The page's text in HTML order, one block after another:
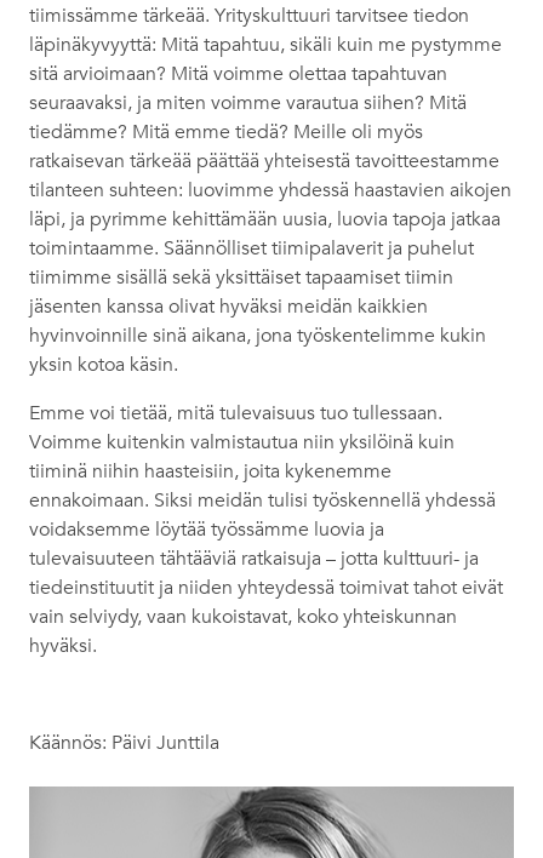
tiimissämme tärkeää. Yrityskulttuuri tarvitsee tiedon
läpinäkyvyyttä: Mitä tapahtuu, sikäli kuin me pystymme
sitä arvioimaan? Mitä voimme olettaa tapahtuvan
seuraavaksi, ja miten voimme varautua siihen? Mitä
tiedämme? Mitä emme tiedä? Meille oli myös
ratkaisevan tärkeää päättää yhteisestä tavoitteestamme
tilanteen suhteen: luovimme yhdessä haastavien aikojen
läpi, ja pyrimme kehittämään uusia, luovia tapoja jatkaa
toimintaamme. Säännölliset tiimipalaverit ja puhelut
tiimimme sisällä sekä yksittäiset tapaamiset tiimin
jäsenten kanssa olivat hyväksi meidän kaikkien
hyvinvoinnille sinä aikana, jona työskentelimme kukin
yksin kotoa käsin.
Emme voi tietää, mitä tulevaisuus tuo tullessaan.
Voimme kuitenkin valmistautua niin yksilöinä kuin
tiiminä niihin haasteisiin, joita kykenemme
ennakoimaan. Siksi meidän tulisi työskennellä yhdessä
voidaksemme löytää työssämme luovia ja
tulevaisuuteen tähtääviä ratkaisuja – jotta kulttuuri- ja
tiedeinstituutit ja niiden yhteydessä toimivat tahot eivät
vain selviydy, vaan kukoistavat, koko yhteiskunnan
hyväksi.
Käännös: Päivi Junttila